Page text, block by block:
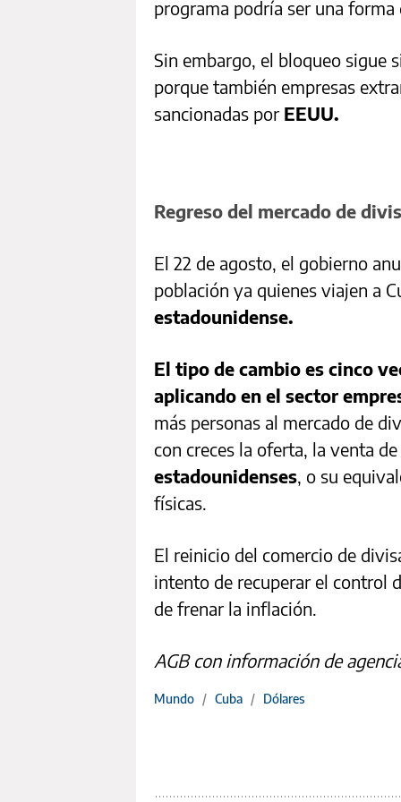
programa podría ser una
Sin embargo, el bloqueo sigue
porque también empresas
sancionadas por EEUU.
Regreso del mercado de
El 22 de agosto, el gobierno
población ya quienes viajen a
estadounidense.
El tipo de cambio es cinco
aplicando en el sector
más personas al mercado de
con creces la oferta, la venta
estadounidenses, o su
físicas.
El reinicio del comercio de
intento de recuperar el control
de frenar la inflación.
AGB con información de
Mundo / Cuba / Dólares